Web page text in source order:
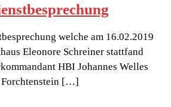
welche am 16.02.2019
Eleonore Schreiner stattfand
HBI Johannes Welles
Forchtenstein […]